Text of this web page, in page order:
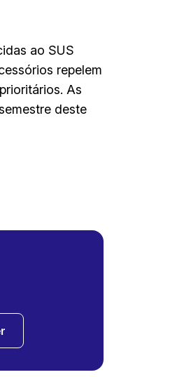
ao SUS
repelem
As
deste